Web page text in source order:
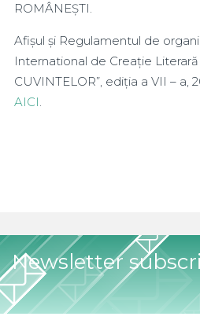
ROMÂNEȘTI.
Afișul și Regulamentul de
International de Creație Literară
CUVINTELOR”, ediția a VII – a,
AICI.
Newsletter